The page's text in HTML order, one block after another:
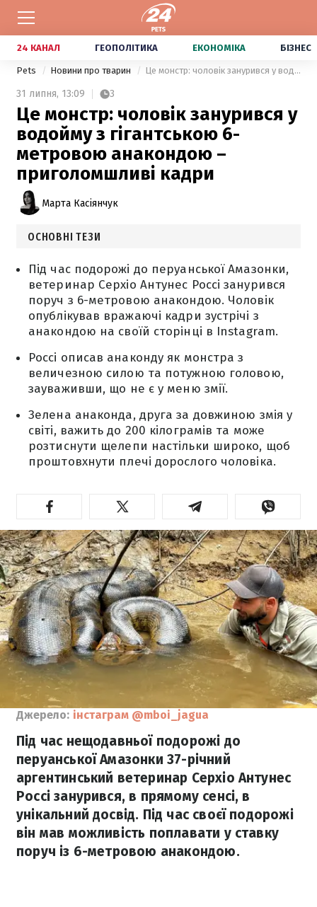
24 КАНАЛ ГЕОПОЛІТИКА ЕКОНОМІКА БІЗНЕС
Pets Новини про тварин Це монстр: чоловік занурився у водойму з гігантською 6-метровою анакондою – приголомшливі кадри
31 липня, 13:09 3
Це монстр: чоловік занурився у
водойму з гігантською 6-
метровою анакондою –
приголомшливі кадри
Марта Касіянчук
ОСНОВНІ ТЕЗИ
Під час подорожі до перуанської Амазонки,
ветеринар Серхіо Антунес Россі занурився
поруч з 6-метровою анакондою. Чоловік
опублікував вражаючі кадри зустрічі з
анакондою на своїй сторінці в Instagram.
Россі описав анаконду як монстра з
величезною силою та потужною головою,
зауваживши, що не є у меню змії.
Зелена анаконда, друга за довжиною змія у
світі, важить до 200 кілограмів та може
розтиснути щелепи настільки широко, щоб
проштовхнути плечі дорослого чоловіка.
Джерело: інстаграм @mboi_jagua
Під час нещодавньої подорожі до
перуанської Амазонки 37-річний
аргентинський ветеринар Серхіо Антунес
Россі занурився, в прямому сенсі, в
унікальний досвід. Під час своєї подорожі
він мав можливість поплавати у ставку
поруч із 6-метровою анакондою.